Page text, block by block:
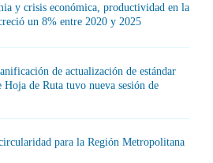
y crisis económica, productividad en la
un 8% entre 2020 y 2025
de actualización de estándar
de Ruta tuvo nueva sesión de
para la Región Metropolitana